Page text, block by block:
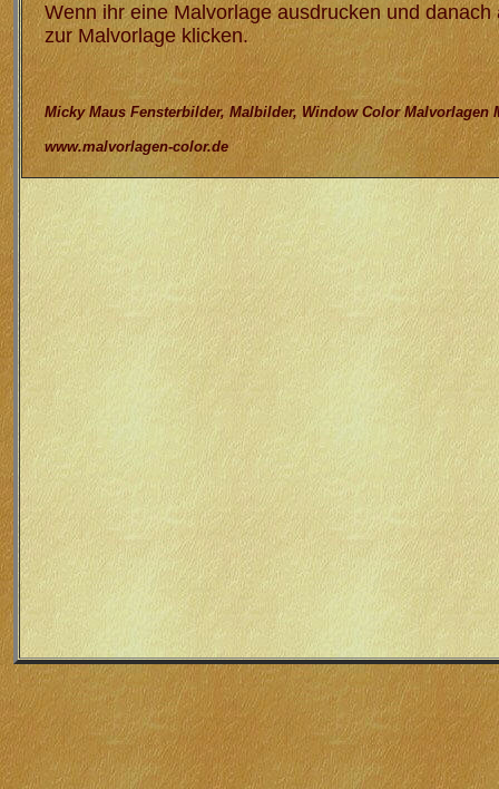
Wenn ihr eine Malvorlage ausdrucken und
zur Malvorlage klicken.
Micky Maus Fensterbilder, Malbilder, Window Color Malvorlagen
www.malvorlagen-color.de